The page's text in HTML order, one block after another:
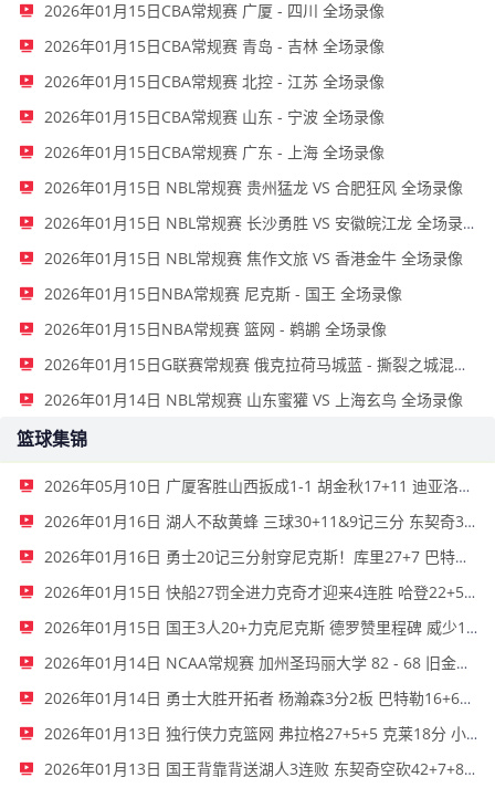
2026年01月15日CBA常规赛 广厦 - 四川 全场录像
2026年01月15日CBA常规赛 青岛 - 吉林 全场录像
2026年01月15日CBA常规赛 北控 - 江苏 全场录像
2026年01月15日CBA常规赛 山东 - 宁波 全场录像
2026年01月15日CBA常规赛 广东 - 上海 全场录像
2026年01月15日 NBL常规赛 贵州猛龙 VS 合肥狂风 全场录像
2026年01月15日 NBL常规赛 长沙勇胜 VS 安徽皖江龙 全场录像
2026年01月15日 NBL常规赛 焦作文旅 VS 香港金牛 全场录像
2026年01月15日NBA常规赛 尼克斯 - 国王 全场录像
2026年01月15日NBA常规赛 篮网 - 鹈鹕 全场录像
2026年01月15日G联赛常规赛 俄克拉荷马城蓝 - 撕裂之城混音 全场录像
2026年01月14日 NBL常规赛 山东蜜獾 VS 上海玄鸟 全场录像
篮球集锦
2026年05月10日 广厦客胜山西扳成1-1 胡金秋17+11 迪亚洛关键上篮不中
2026年01月16日 湖人不敌黄蜂 三球30+11&9记三分 东契奇39分 詹姆斯29+9+6
2026年01月16日 勇士20记三分射穿尼克斯！库里27+7 巴特勒32+8 穆迪三分9中7
2026年01月15日 快船27罚全进力克奇才迎来4连胜 哈登22+5+8 伦纳德33分4断
2026年01月15日 国王3人20+力克尼克斯 德罗赞里程碑 威少11助 布伦森伤退
2026年01月14日 NCAA常规赛 加州圣玛丽大学 82 - 68 旧金山大学 全场集锦
2026年01月14日 勇士大胜开拓者 杨瀚森3分2板 巴特勒16+6+5 库里9中2送11助
2026年01月13日 独行侠力克篮网 弗拉格27+5+5 克莱18分 小波特28+9
2026年01月13日 国王背靠背送湖人3连败 东契奇空砍42+7+8+4断 威少22+5+7